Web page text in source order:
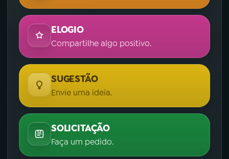
ELOGIO
Compartilhe algo positivo.
SUGESTÃO
Envie uma ideia.
SOLICITAÇÃO
Faça um pedido.